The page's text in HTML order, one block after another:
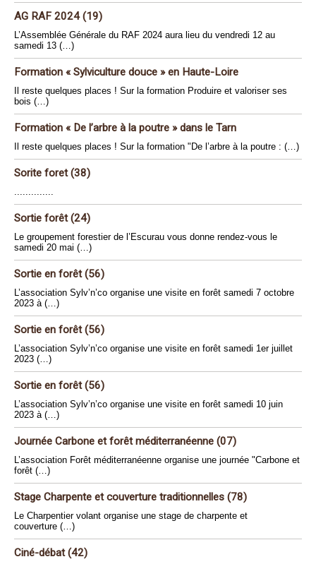
AG RAF 2024 (19)
L’Assemblée Générale du RAF 2024 aura lieu du vendredi 12 au
samedi 13 (…)
Formation « Sylviculture douce » en Haute-Loire
Il reste quelques places ! Sur la formation Produire et valoriser ses
bois (…)
Formation « De l’arbre à la poutre » dans le Tarn
Il reste quelques places ! Sur la formation "De l’arbre à la poutre : (…)
Sorite foret (38)
Sortie forêt (24)
Le groupement forestier de l’Escurau vous donne rendez-vous le
samedi 20 mai (…)
Sortie en forêt (56)
L’association Sylv’n’co organise une visite en forêt samedi 7 octobre
2023 à (…)
Sortie en forêt (56)
L’association Sylv’n’co organise une visite en forêt samedi 1er juillet
2023 (…)
Sortie en forêt (56)
L’association Sylv’n’co organise une visite en forêt samedi 10 juin
2023 à (…)
Journée Carbone et forêt méditerranéenne (07)
L’association Forêt méditerranéenne organise une journée "Carbone et
forêt (…)
Stage Charpente et couverture traditionnelles (78)
Le Charpentier volant organise une stage de charpente et
couverture (…)
Ciné-débat (42)